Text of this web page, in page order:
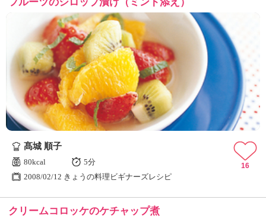
髙城 順子
80kcal
5分
2008/02/12 きょうの料理ビギナーズレシピ
16
クリームコロッケのケチャップ煮